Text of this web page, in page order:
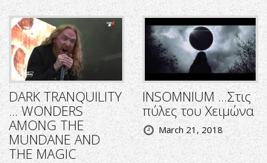
DARK TRANQUILITY
... WONDERS
AMONG THE
MUNDANE AND
THE MAGIC
INSOMNIUM ...Στις
πύλες του Χειμώνα
March 21, 2018